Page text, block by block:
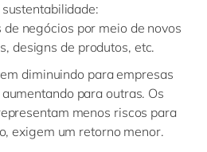
negócios por meio de novos
designs de produtos, etc.
diminuindo para empresas
para outras. Os
menos riscos para
exigem um retorno menor.